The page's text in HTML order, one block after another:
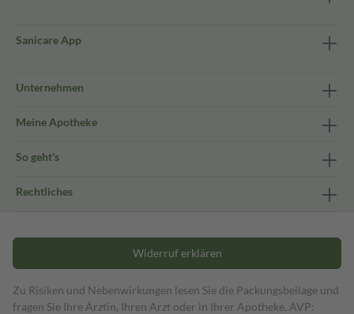
Sanicare App
Unternehmen
Meine Apotheke
So geht's
Rechtliches
Widerruf erklären
Zu Risiken und Nebenwirkungen lesen Sie die Packungsbeilage und
fragen Sie Ihre Ärztin, Ihren Arzt oder in Ihrer Apotheke. AVP: